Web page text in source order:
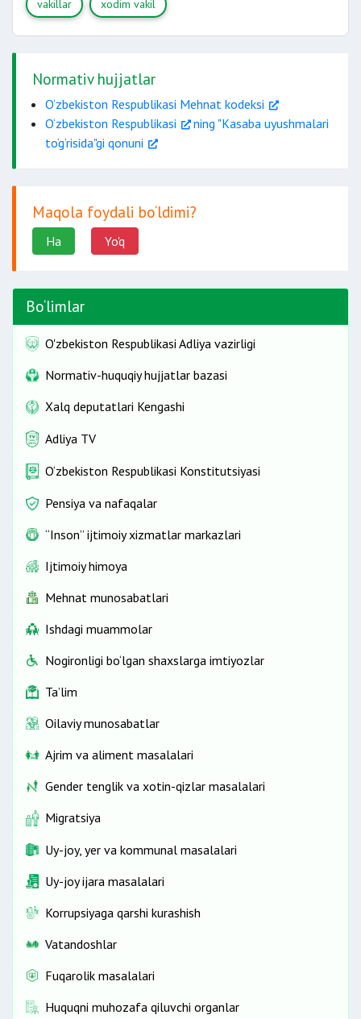
vakillar xodim vakil
Normativ hujjatlar
O‘zbekiston Respublikasi Mehnat kodeksi
O‘zbekiston Respublikasi
ning "Kasaba uyushmalari
to‘g‘risida"gi qonuni
Maqola foydali bo‘ldimi?
Ha Yo'q
Bo‘limlar
O'zbekiston Respublikasi Adliya vazirligi
Normativ-huquqiy hujjatlar bazasi
Xalq deputatlari Kengashi
Adliya TV
O‘zbekiston Respublikasi Konstitutsiyasi
Pensiya va nafaqalar
“Inson” ijtimoiy xizmatlar markazlari
Ijtimoiy himoya
Mehnat munosabatlari
Ishdagi muammolar
Nogironligi bo‘lgan shaxslarga imtiyozlar
Ta’lim
Oilaviy munosabatlar
Ajrim va aliment masalalari
Gender tenglik va xotin-qizlar masalalari
Migratsiya
Uy-joy, yer va kommunal masalalari
Uy-joy ijara masalalari
Korrupsiyaga qarshi kurashish
Vatandoshlar
Fuqarolik masalalari
Huquqni muhozafa qiluvchi organlar